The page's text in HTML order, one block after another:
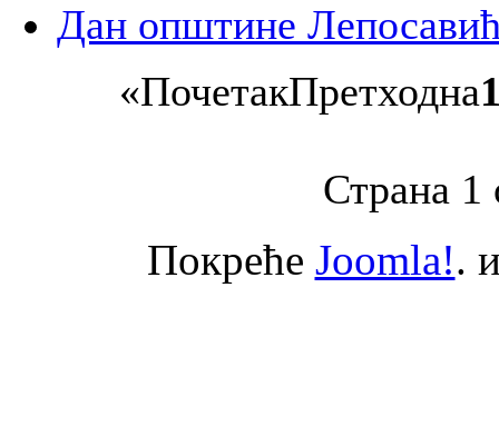
Дан општине
«ПочетакПретходна
Страна 1
Покреће Joomla!.